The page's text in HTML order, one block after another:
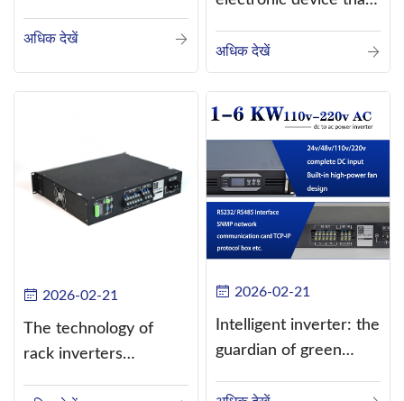
अधिक देखें
current (DC) into
alternating current
अधिक देखें
2026-02-21
The technology of
rack inverters
2026-02-21
Intelligent inverter: the
guardian of green